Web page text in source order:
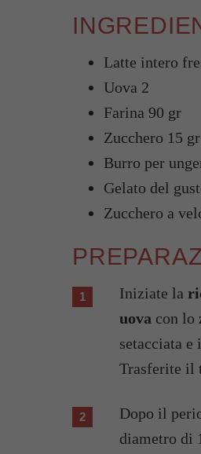
Latte intero
Uova 2
Farina 90 gr
Zucchero 15 gr
Burro per
Gelato del
Zucchero a
Iniziate la
uova con lo
setacciata e
Trasferite il
Dopo il
diametro di